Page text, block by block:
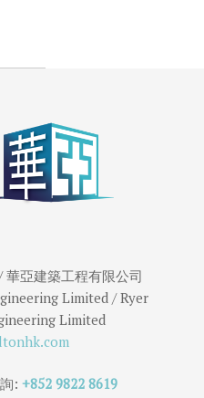
亞建築工程有限公司
Limited / Ryer
Limited
: +852 9822 8619